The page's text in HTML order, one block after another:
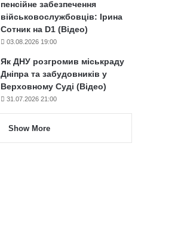
пенсійне забезпечення
військовослужбовців: Ірина
Сотник на D1 (Відео)
03.08.2026 19:00
Як ДНУ розгромив міськраду
Дніпра та забудовників у
Верховному Суді (Відео)
31.07.2026 21:00
Show More